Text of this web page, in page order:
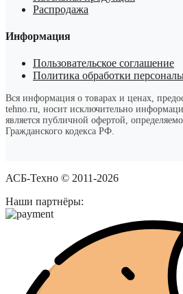
Распродажа
Информация
Пользовательское соглашение
Политика обработки
Вся информация о товарах и ценах,
tehno.ru, носит исключительно
является публичной офертой,
Гражданского кодекса РФ.
АСБ-Техно © 2011-2026
Наши партнёры: